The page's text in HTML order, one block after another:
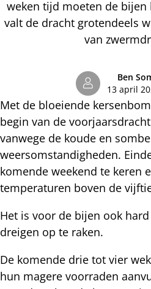
weken tijd moeten de bijen
valt de dracht grotendeels
van
Ben
13 april
Met de bloeiende
begin van de
vanwege de koude en
weersomstandigheden.
komende weekend te keren
temperaturen boven de
Het is voor de bijen ook
dreigen op te raken.
De komende drie tot vier
hun magere voorraden